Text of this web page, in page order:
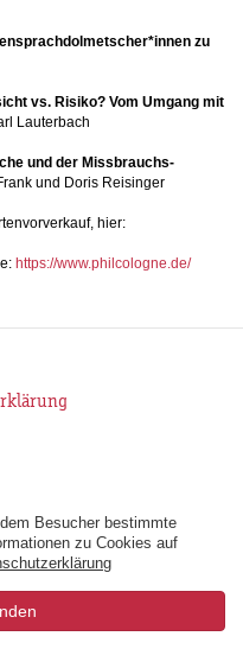
zu
vs. Risiko? Vom Umgang mit
Lauterbach
und der Missbrauchs-
und Doris Reisinger
hier:
https://www.philcologne.de/
Besucher bestimmte
zu Cookies auf